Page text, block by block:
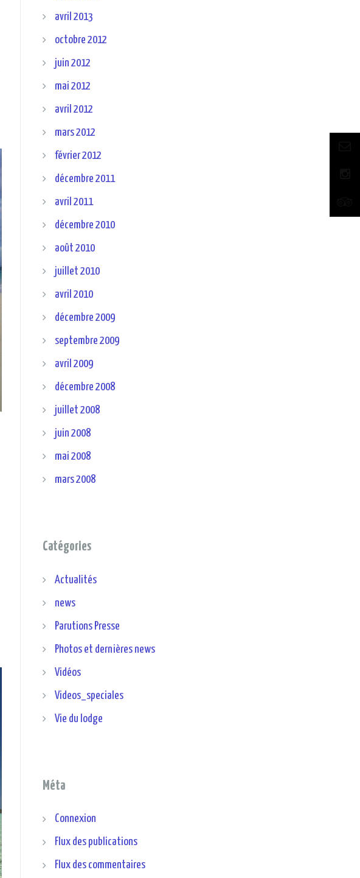
avril 2013
octobre 2012
juin 2012
mai 2012
avril 2012
mars 2012
février 2012
décembre 2011
avril 2011
décembre 2010
août 2010
juillet 2010
avril 2010
décembre 2009
septembre 2009
avril 2009
décembre 2008
juillet 2008
juin 2008
mai 2008
mars 2008
Catégories
Actualités
news
Parutions Presse
Photos et dernières news
Vidéos
Videos_speciales
Vie du lodge
Méta
Connexion
Flux des publications
Flux des commentaires